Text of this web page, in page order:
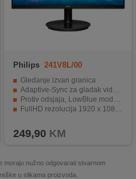
Philips 241V8L/00
Gledanje izvan granica
Adaptive-Sync za gladak video prikaz
Protiv odsjaja, LowBlue moda i bez treperenja
FullHD rezolucija 1920 x 1080 @ 75 Hz
249,90 KM
moraju nužno odgovarati stvarnom
u slikama proizvoda.